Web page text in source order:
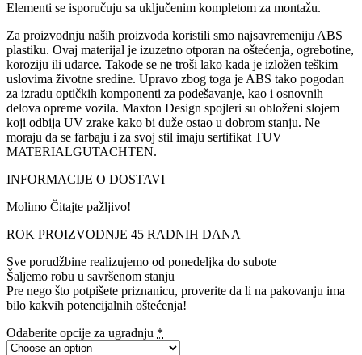
Elementi se isporučuju sa uključenim kompletom za montažu.
Za proizvodnju naših proizvoda koristili smo najsavremeniju ABS
plastiku. Ovaj materijal je izuzetno otporan na oštećenja, ogrebotine,
koroziju ili udarce. Takođe se ne troši lako kada je izložen teškim
uslovima životne sredine. Upravo zbog toga je ABS tako pogodan
za izradu optičkih komponenti za podešavanje, kao i osnovnih
delova opreme vozila. Maxton Design spojleri su obloženi slojem
koji odbija UV zrake kako bi duže ostao u dobrom stanju. Ne
moraju da se farbaju i za svoj stil imaju sertifikat TUV
MATERIALGUTACHTEN.
INFORMACIJE O DOSTAVI
Molimo Čitajte pažljivo!
ROK PROIZVODNJE 45 RADNIH DANA
Sve porudžbine realizujemo od ponedeljka do subote
Šaljemo robu u savršenom stanju
Pre nego što potpišete priznanicu, proverite da li na pakovanju ima
bilo kakvih potencijalnih oštećenja!
Odaberite opcije za ugradnju *